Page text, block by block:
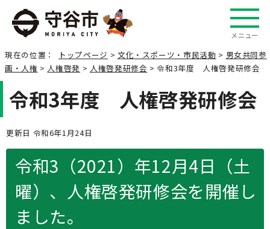
メニュー
現在の位置： トップページ > 文化・スポーツ・市民活動 > 男女共同参
画・人権 > 人権啓発 > 人権啓発研修会 > 令和3年度 人権啓発研修会
令和3年度 人権啓発研修会
更新日 令和6年1月24日
令和3（2021）年12月4日（土
曜）、人権啓発研修会を開催し
ました。